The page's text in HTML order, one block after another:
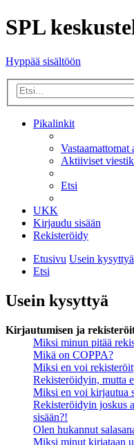
SPL
Hyppää sisältöön
Pikalinkit
Vastaamattomat
Aktiiviset
Etsi
UKK
Kirjaudu sisään
Rekisteröidy
Etusivu Usein kysyttyä
Etsi
Usein kysyttyä
Kirjautumisen ja
Miksi minun pitää
Mikä on COPPA?
Miksi en voi
Rekisteröidyin, mutta
Miksi en voi kirjautua
Rekisteröidyin joskus
sisään?!
Olen hukannut
Miksi minut kirjataan